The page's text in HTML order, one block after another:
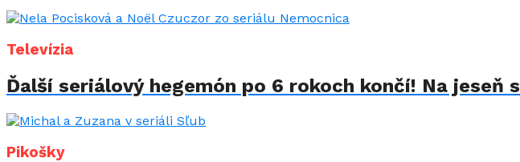
Televízia
Ďalší seriálový hegemón po 6 rokoch končí! Na jeseň
Pikošky